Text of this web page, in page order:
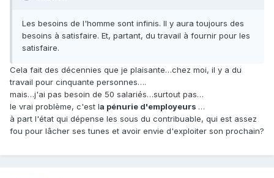
Les besoins de l'homme sont infinis. Il y aura toujours des
besoins à satisfaire. Et, partant, du travail à fournir pour les
satisfaire.
Cela fait des décennies que je plaisante…chez moi, il y a du
travail pour cinquante personnes….
mais…j'ai pas besoin de 50 salariés…surtout pas…
le vrai problème, c'est la pénurie d'employeurs …
à part l'état qui dépense les sous du contribuable, qui est assez
fou pour lâcher ses tunes et avoir envie d'exploiter son prochain?